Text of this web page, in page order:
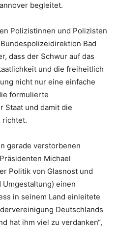
begleitet.
Polizistinnen und Polizisten
Bad
dass der Schwur auf das
und die freiheitlich
nicht nur eine einfache
formulierte
Staat und damit die
richtet.
gerade verstorbenen
Michael
Politik von Glasnost und
einen
in seinem Land einleitete
Deutschlands
hat ihm viel zu verdanken“,